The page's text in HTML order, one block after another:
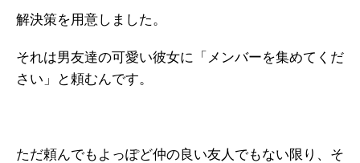
解決策を用意しました。
それは男友達の可愛い彼女に「メンバーを集めてくだ
さい」と頼むんです。
ただ頼んでもよっぽど仲の良い友人でもない限り、そ